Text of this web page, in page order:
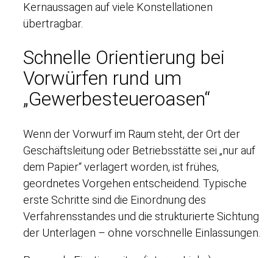
Kernaussagen auf viele Konstellationen
übertragbar.
Schnelle Orientierung bei
Vorwürfen rund um
„Gewerbesteueroasen“
Wenn der Vorwurf im Raum steht, der Ort der
Geschäftsleitung oder Betriebsstätte sei „nur auf
dem Papier“ verlagert worden, ist frühes,
geordnetes Vorgehen entscheidend. Typische
erste Schritte sind die Einordnung des
Verfahrensstandes und die strukturierte Sichtung
der Unterlagen – ohne vorschnelle Einlassungen.